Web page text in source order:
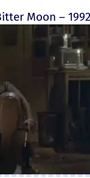
Moon –